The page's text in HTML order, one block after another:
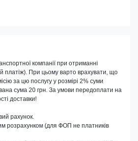
компанії при отриманні
платіж). При цьому варто врахувати, що
за цю послугу у розмірі 2% суми
сума 20 грн. За умови передоплати на
доставки!
рахунок.
розрахунком (для ФОП не платників